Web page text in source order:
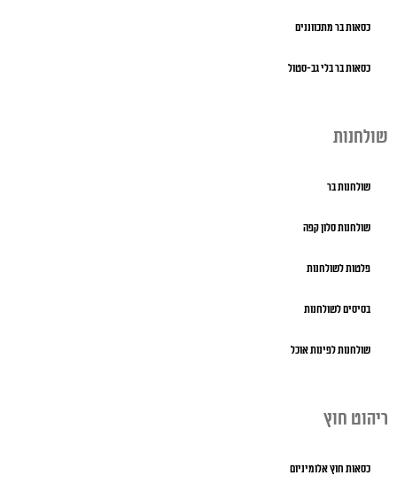
כסאות בר מתכווננים
כסאות בר בלי גב-סטול
שולחנות
שולחנות בר
שולחנות סלון קפה
פלטות לשולחנות
בסיסים לשולחנות
שולחנות לפינות אוכל
ריהוט חוץ
כסאות חוץ אלומיניום